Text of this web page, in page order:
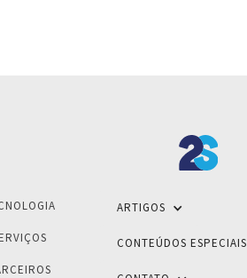
ARTIGOS
CONTEÚDOS ESPECIAIS